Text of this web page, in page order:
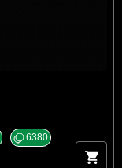
6380